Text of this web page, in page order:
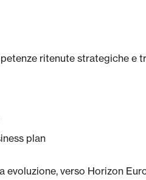
ritenute strategiche e
plan
evoluzione, verso Horizon